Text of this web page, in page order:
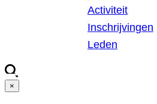
Activiteit
Inschrijvingen
Leden
×